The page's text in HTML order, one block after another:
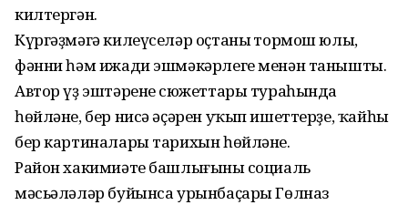
килтергән.
Күргәҙмәгә килеүселәр оҫтаның тормош юлы,
фәнни һәм ижади эшмәкәрлеге менән танышты.
Автор үҙ эштәренең сюжеттары тураһында
һөйләне, бер нисә әҫәрен уҡып ишеттерҙе, ҡайһы
бер картиналары тарихын һөйләне.
Район хакимиәте башлығының социаль
мәсьәләләр буйынса урынбаҫары Гөлназ